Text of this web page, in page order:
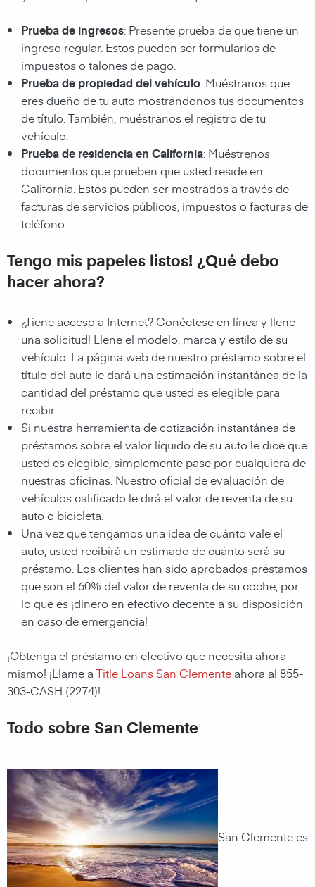
Prueba de ingresos: Presente prueba de que tiene un
ingreso regular. Estos pueden ser formularios de
impuestos o talones de pago.
Prueba de propiedad del vehículo: Muéstranos que
eres dueño de tu auto mostrándonos tus documentos
de título. También, muéstranos el registro de tu
vehículo.
Prueba de residencia en California: Muéstrenos
documentos que prueben que usted reside en
California. Estos pueden ser mostrados a través de
facturas de servicios públicos, impuestos o facturas de
teléfono.
Tengo mis papeles listos! ¿Qué debo
hacer ahora?
¿Tiene acceso a Internet? Conéctese en línea y llene
una solicitud! Llene el modelo, marca y estilo de su
vehículo. La página web de nuestro préstamo sobre el
título del auto le dará una estimación instantánea de la
cantidad del préstamo que usted es elegible para
recibir.
Si nuestra herramienta de cotización instantánea de
préstamos sobre el valor líquido de su auto le dice que
usted es elegible, simplemente pase por cualquiera de
nuestras oficinas. Nuestro oficial de evaluación de
vehículos calificado le dirá el valor de reventa de su
auto o bicicleta.
Una vez que tengamos una idea de cuánto vale el
auto, usted recibirá un estimado de cuánto será su
préstamo. Los clientes han sido aprobados préstamos
que son el 60% del valor de reventa de su coche, por
lo que es ¡dinero en efectivo decente a su disposición
en caso de emergencia!
¡Obtenga el préstamo en efectivo que necesita ahora
mismo! ¡Llame a Title Loans San Clemente ahora al 855-
303-CASH (2274)!
Todo sobre San Clemente
San Clemente es